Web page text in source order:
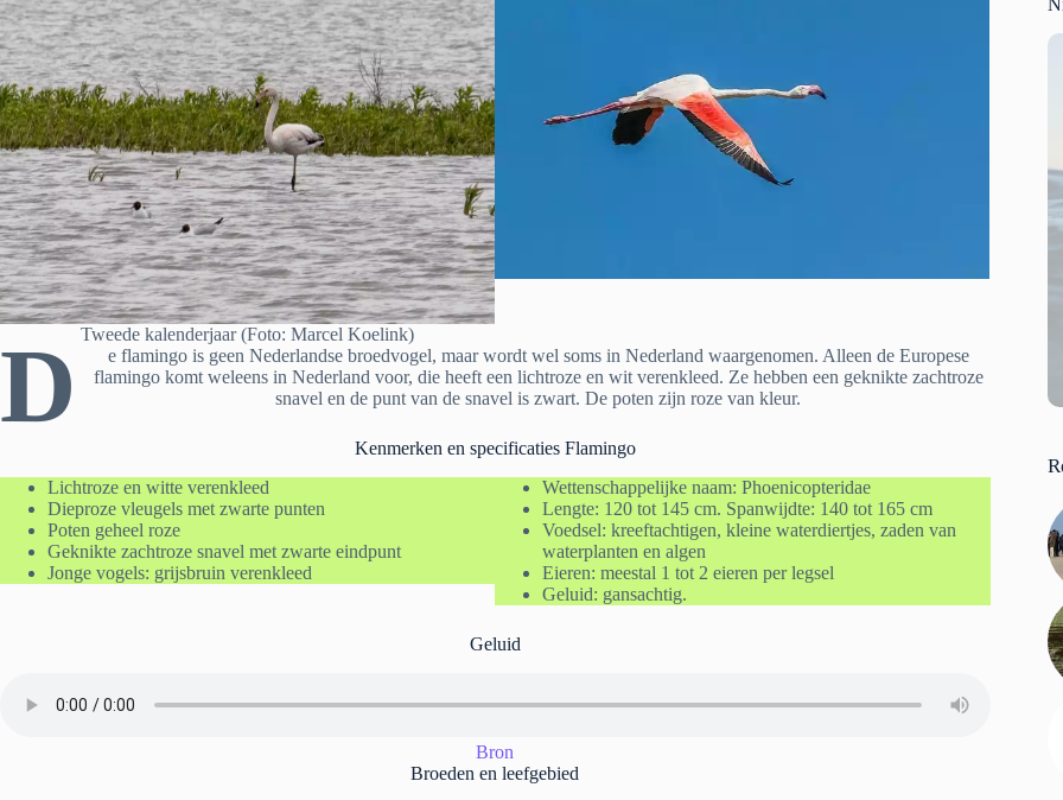
Tweede kalenderjaar (Foto: Marcel Koelink)
D
e flamingo is geen Nederlandse broedvogel, maar wordt wel soms in Nederland waargenomen. Alleen de Europese
flamingo komt weleens in Nederland voor, die heeft een lichtroze en wit verenkleed. Ze hebben een geknikte zachtroze
snavel en de punt van de snavel is zwart. De poten zijn roze van kleur.
Kenmerken en specificaties Flamingo
Lichtroze en witte verenkleed
Dieproze vleugels met zwarte punten
Poten geheel roze
Geknikte zachtroze snavel met zwarte eindpunt
Jonge vogels: grijsbruin verenkleed
Wettenschappelijke naam: Phoenicopteridae
Lengte: 120 tot 145 cm. Spanwijdte: 140 tot 165 cm
Voedsel: kreeftachtigen, kleine waterdiertjes, zaden van
waterplanten en algen
Eieren: meestal 1 tot 2 eieren per legsel
Geluid: gansachtig.
Geluid
Bron
Broeden en leefgebied